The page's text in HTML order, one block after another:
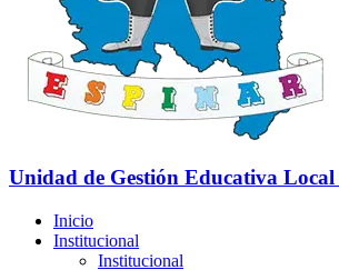
Unidad de Gestión Educativa Local
Inicio
Institucional
Institucional